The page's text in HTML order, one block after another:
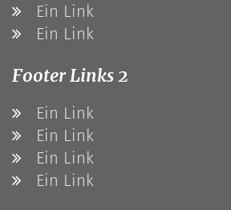
Ein Link
Ein Link
Footer Links 2
Ein Link
Ein Link
Ein Link
Ein Link